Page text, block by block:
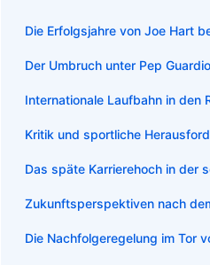
Die Erfolgsjahre von Joe Hart
Der Umbruch unter Pep
Internationale Laufbahn in den
Kritik und sportliche
Das späte Karrierehoch in der
Zukunftsperspektiven nach
Die Nachfolgeregelung im Tor